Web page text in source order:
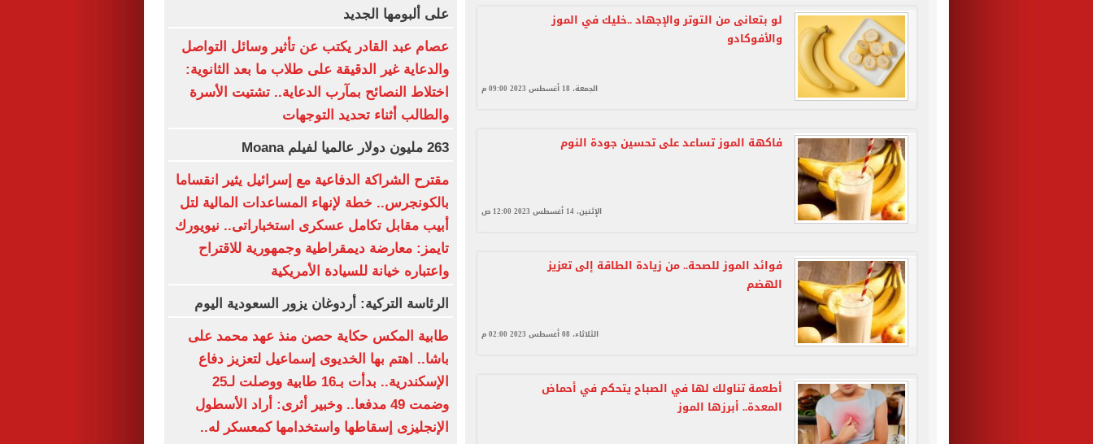
لو بتعانى من التوتر والإجهاد ..خليك في الموز
والأفوكادو
الجمعة، 18 أغسطس 2023 09:00 م
فاكهة الموز تساعد على تحسين جودة النوم
الإثنين، 14 أغسطس 2023 12:00 ص
فوائد الموز للصحة.. من زيادة الطاقة إلى تعزيز
الهضم
الثلاثاء، 08 أغسطس 2023 02:00 م
أطعمة تناولك لها في الصباح يتحكم في أحماض
المعدة.. أبرزها الموز
على ألبومها الجديد
عصام عبد القادر يكتب عن تأثير وسائل التواصل
والدعاية غير الدقيقة على طلاب ما بعد الثانوية:
اختلاط النصائح بمآرب الدعاية.. تشتيت الأسرة
والطالب أثناء تحديد التوجهات
263 مليون دولار عالميا لفيلم Moana
مقترح الشراكة الدفاعية مع إسرائيل يثير انقساما
بالكونجرس.. خطة لإنهاء المساعدات المالية لتل
أبيب مقابل تكامل عسكرى استخباراتى.. نيويورك
تايمز: معارضة ديمقراطية وجمهورية للاقتراح
واعتباره خيانة للسيادة الأمريكية
الرئاسة التركية: أردوغان يزور السعودية اليوم
طابية المكس حكاية حصن منذ عهد محمد على
باشا.. اهتم بها الخديوى إسماعيل لتعزيز دفاع
الإسكندرية.. بدأت بـ16 طابية ووصلت لـ25
وضمت 49 مدفعا.. وخبير أثرى: أراد الأسطول
الإنجليزى إسقاطها واستخدامها كمعسكر له..